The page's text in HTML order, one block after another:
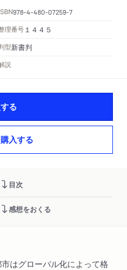
978-4-480-07259-7
理番号 １４４５
型新書判
説
る
入する
目次
感想をおくる
はグローバル化によって格